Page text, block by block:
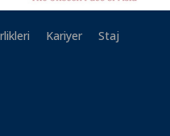
Kariyer
Staj